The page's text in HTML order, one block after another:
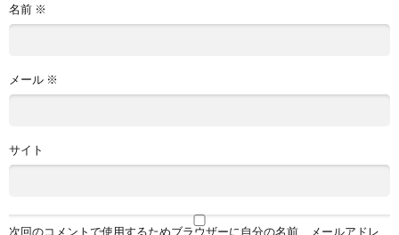
名前 ※
メール ※
サイト
次回のコメントで使用するためブラウザーに自分の名前、メールアドレ